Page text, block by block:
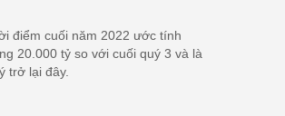
điểm cuối năm 2022 ước tính
20.000 tỷ so với cuối quý 3 và là
trở lại đây.